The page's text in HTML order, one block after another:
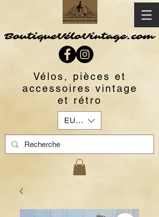
BoutiqueVéloVintage.com
Vélos, pièces et
accessoires vintage
et rétro
EUR (€)